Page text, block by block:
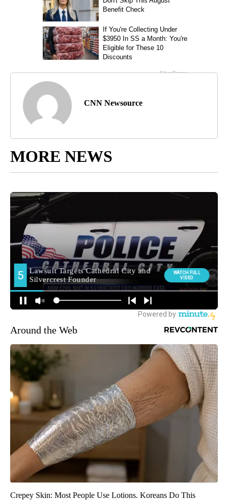
CNN Newsource
MORE NEWS
Around the Web
Crepey Skin: Most People Use Lotions. Koreans Do This